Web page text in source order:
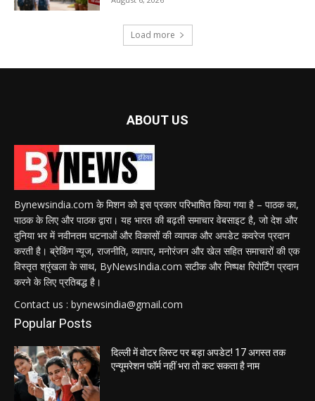
Load more
ABOUT US
Bynewsindia.com के मिशन को इस प्रकार परिभाषित किया गया है – पाठक का,
पाठक के लिए और पाठक द्वारा। यह भारत की बढ़ती समाचार वेबसाइट है, जो देश और
दुनिया भर में नवीनतम घटनाओं और विकासों की व्यापक और अपडेट कवरेज प्रदान
करती है। ब्रेकिंग न्यूज, राजनीति, व्यापार, मनोरंजन और खेल सहित समाचारों की एक
विस्तृत श्रृंखला के साथ, ByNewsIndia.com सटीक और निष्पक्ष रिपोर्टिंग प्रदान
करने के लिए प्रतिबद्ध है।
Contact us : bynewsindia@gmail.com
Popular Posts
दिल्ली में वोटर लिस्ट पर बड़ा अपडेट! 17 अगस्त तक
एन्यूमरेशन फॉर्म नहीं भरा तो कट सकता है नाम